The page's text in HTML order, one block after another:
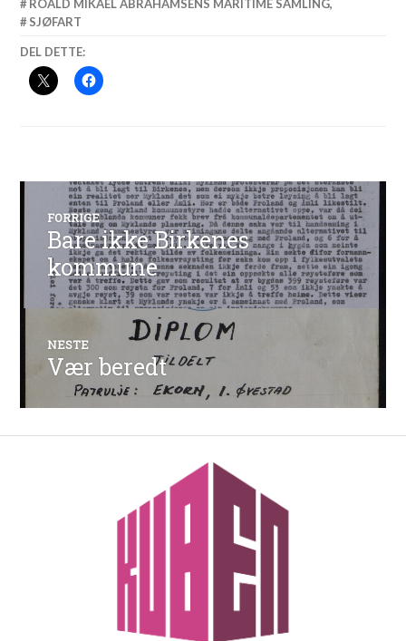
ROALD MIKAEL ABRAHAMSENS MARITIME SAMLING,
SJØFART
DEL DETTE:
Innleggsnavigasjon
FORRIGE
Forrige
innlegg:
Bare ikke Birkenes
kommune
NESTE
Neste
innlegg:
Vær beredt